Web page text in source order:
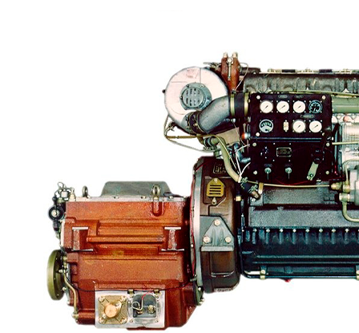
Реле зарядки РЛ-Н-1М (РЛ-2М)
Преобразователи первичные
(тахогенераторы)
Щитовые приборы
Ампервольтметры / Вольтамперметры
Вольтметры
Другие измерительные приборы
Мегаомметры
Омметры
Фазометры
Частотомеры
Щитовые реле
Электродвигатели
Лебедка
М400 (401), М500, М756 ("Звезда")
Пускатели